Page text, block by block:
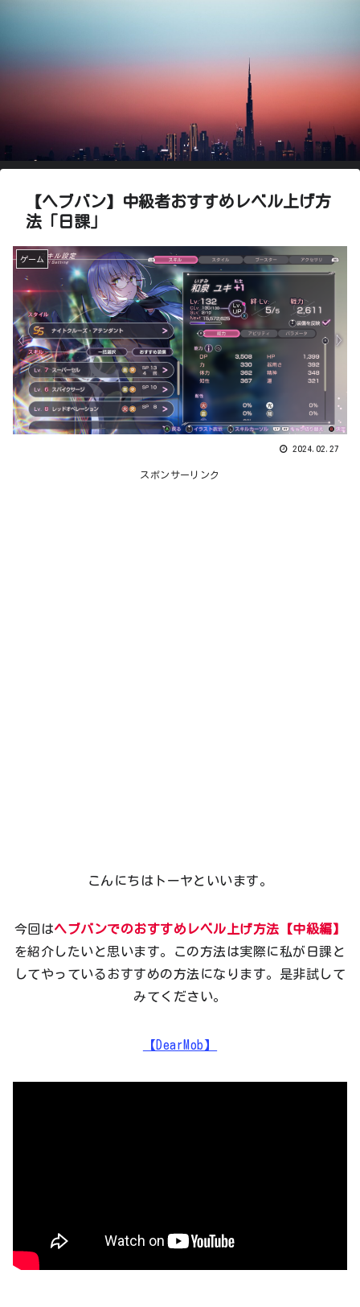
【ヘブバン】中級者おすすめレベル上げ方
法「日課」
ゲーム
2024.02.27
スポンサーリンク
こんにちはトーヤといいます。
今回はヘブバンでのおすすめレベル上げ方法【中級編】
を紹介したいと思います。この方法は実際に私が日課と
してやっているおすすめの方法になります。是非試して
みてください。
【DearMob】